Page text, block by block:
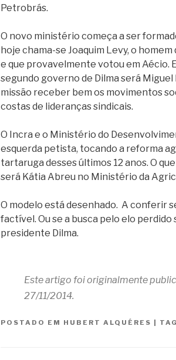
Petrobrás.
O novo ministério começa a ser
hoje chama-se Joaquim Levy, o
e que provavelmente votou em Aécio.
segundo governo de Dilma será Miguel
missão receber bem os movimentos
costas de lideranças sindicais.
O Incra e o Ministério do
esquerda petista, tocando a reforma
tartaruga desses últimos 12 anos. O
será Kátia Abreu no Ministério da
O modelo está desenhado. A conferir
factível. Ou se a busca pelo elo perdido
presidente Dilma.
Este artigo foi originalmente
27/11/2014.
POSTADO EM HUBERT ALQUÉRES |